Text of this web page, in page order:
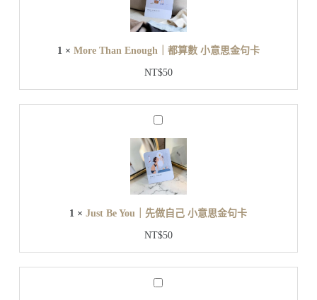
T
h
a
E
n
o
u
g
h
都
算
數
小
思
金
1× More Than Enough｜都算數 小意思金句卡
NT$50
J
s
t
B
e
Y
o
u
｜
自
1 ×Just Be You｜先做自己 小意思金句卡
NT$50
T